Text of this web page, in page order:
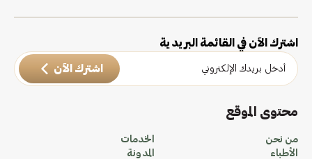
اشترك الآن في القائمة البريدية
اشترك الآن
محتوى الموقع
من نحن
الأطباء
الخدمات
المدونة